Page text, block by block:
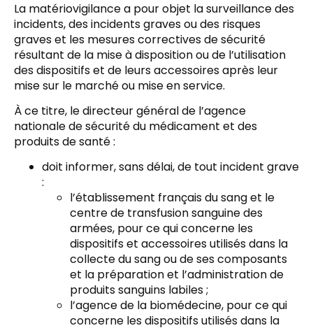
La matériovigilance a pour objet la surveillance des
incidents, des incidents graves ou des risques
graves et les mesures correctives de sécurité
résultant de la mise à disposition ou de l’utilisation
des dispositifs et de leurs accessoires après leur
mise sur le marché ou mise en service.
À ce titre, le directeur général de l’agence
nationale de sécurité du médicament et des
produits de santé :
doit informer, sans délai, de tout incident grave
:
l’établissement français du sang et le
centre de transfusion sanguine des
armées, pour ce qui concerne les
dispositifs et accessoires utilisés dans la
collecte du sang ou de ses composants
et la préparation et l’administration de
produits sanguins labiles ;
l’agence de la biomédecine, pour ce qui
concerne les dispositifs utilisés dans la